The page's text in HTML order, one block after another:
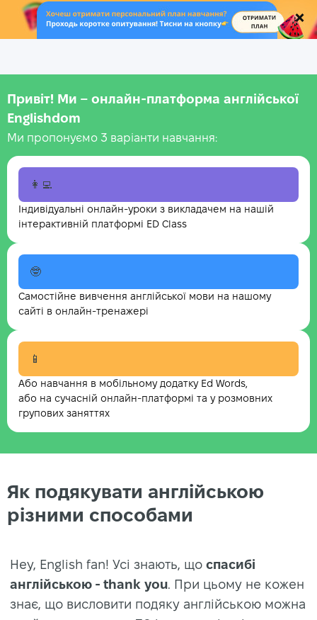
.
Привіт! Ми – онлайн-платформа англійської
Englishdom
Ми пропонуємо 3 варіанти навчання:
👩‍💻
Індивідуальні онлайн-уроки з викладачем на нашій
інтерактивній платформі ED Class
🤓
Самостійне вивчення англійської мови на нашому
сайті в онлайн-тренажері
📱
Або навчання в мобільному додатку Ed Words,
або на сучасній онлайн-платформі та у розмовних
групових заняттях
Як подякувати англійською
різними способами
Hey, English fan! Усі знають, що спасибі
англійською - thank you. При цьому не кожен
знає, що висловити подяку англійською можна